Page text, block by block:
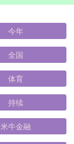
今年
全国
体育
持续
米牛金融